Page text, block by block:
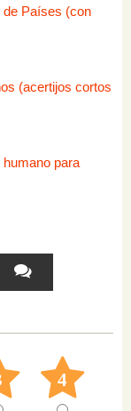
de Países (con
(acertijos cortos
para
4